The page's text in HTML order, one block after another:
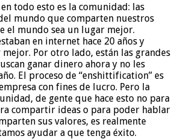
todo esto es la comunidad: las
mundo que comparten nuestros
el mundo sea un lugar mejor.
en internet hace 20 años y
Por otro lado, están las grandes
ganar dinero ahora y no les
El proceso de “enshittification” es
con fines de lucro. Pero la
de gente que hace esto no para
compartir ideas o para poder hablar
sus valores, es realmente
ayudar a que tenga éxito.